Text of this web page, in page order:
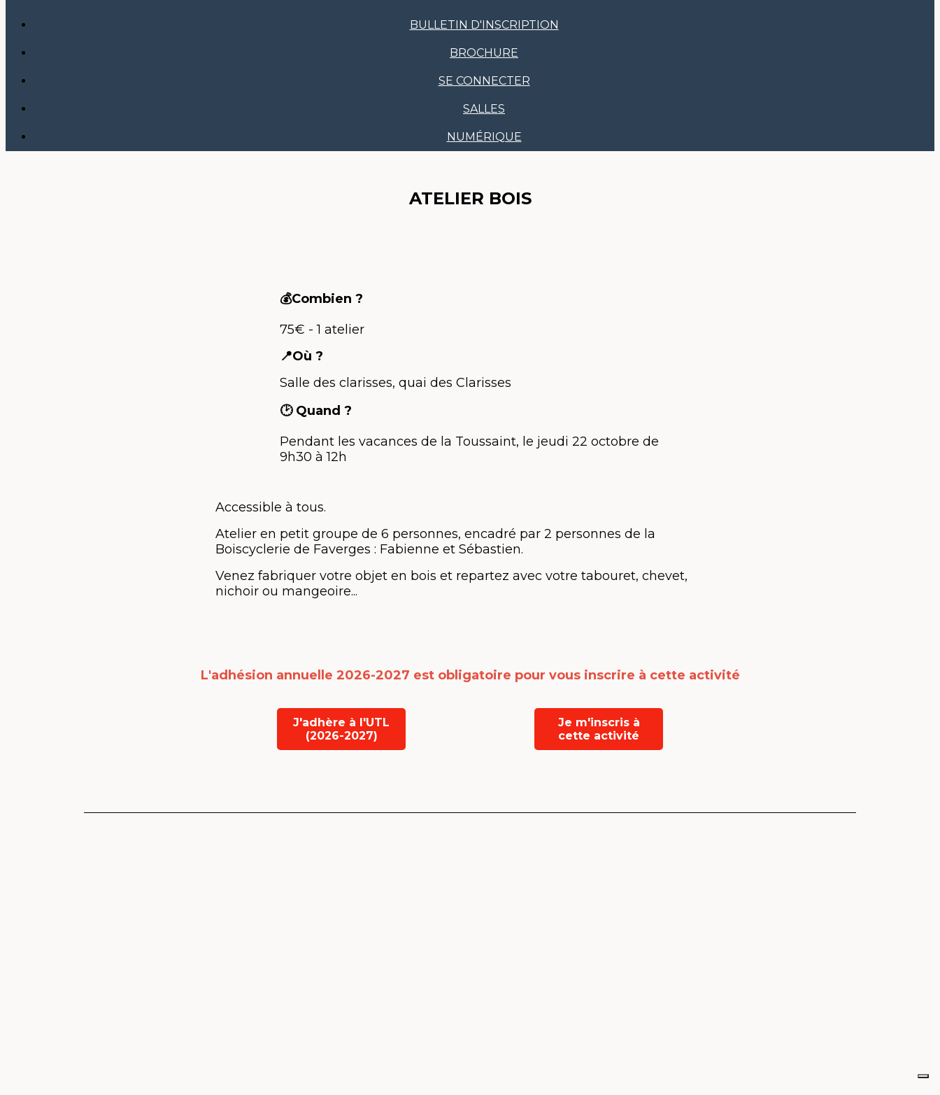
BULLETIN D'INSCRIPTION
BROCHURE
SE CONNECTER
SALLES
NUMÉRIQUE
ATELIER BOIS
💰Combien ?
75€ - 1 atelier
📍Où ?
Salle des clarisses, quai des Clarisses
🕑 Quand ?
Pendant les vacances de la Toussaint, le jeudi 22 octobre de
9h30 à 12h
Accessible à tous.
Atelier en petit groupe de 6 personnes, encadré par 2 personnes de la
Boiscyclerie de Faverges : Fabienne et Sébastien.
Venez fabriquer votre objet en bois et repartez avec votre tabouret, chevet,
nichoir ou mangeoire...
L'adhésion annuelle 2026-2027 est obligatoire pour vous inscrire à cette activité
J'adhère à l'UTL
(2026-2027)
Je m'inscris à
cette activité